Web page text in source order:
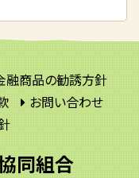
融商品の勧誘方針
お問い合わせ
同組合